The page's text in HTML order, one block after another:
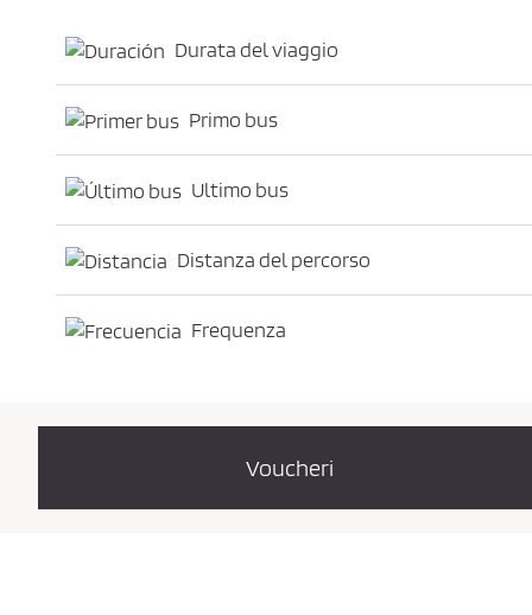
Durata del viaggio
Primo bus
Ultimo bus
Distanza del percorso
Frequenza
Voucheri